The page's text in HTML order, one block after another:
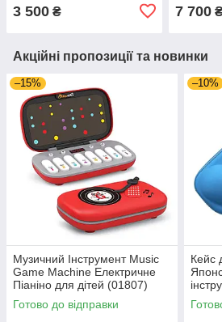
3 500 ₴ 7 700
Акційні пропозиції та новинки
–15%
Музичний Інструмент Music
Game Machine Електричне
Піаніно для дітей (01807)
Готово до відправки
–10%
Кейс